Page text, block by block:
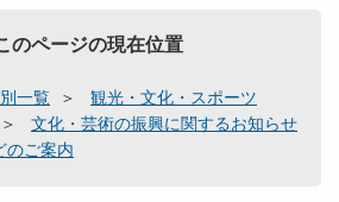
のページの現在位置
一覧
観光・文化・スポーツ
文化・芸術の振興に関するお知らせ
のご案内